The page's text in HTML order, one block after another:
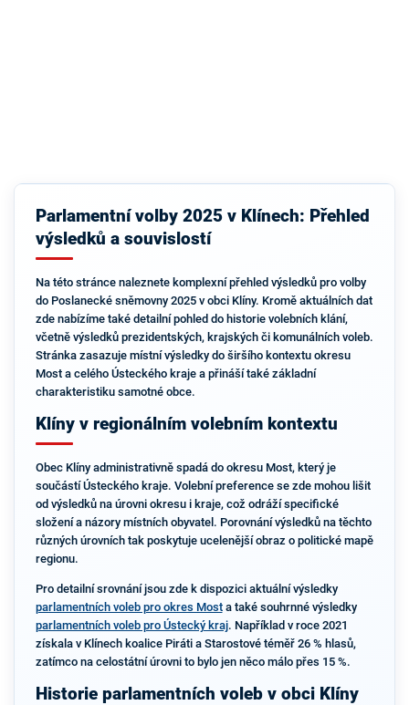
Parlamentní volby 2025 v Klínech: Přehled
výsledků a souvislostí
Na této stránce naleznete komplexní přehled výsledků pro volby
do Poslanecké sněmovny 2025 v obci Klíny. Kromě aktuálních dat
zde nabízíme také detailní pohled do historie volebních klání,
včetně výsledků prezidentských, krajských či komunálních voleb.
Stránka zasazuje místní výsledky do širšího kontextu okresu
Most a celého Ústeckého kraje a přináší také základní
charakteristiku samotné obce.
Klíny v regionálním volebním kontextu
Obec Klíny administrativně spadá do okresu Most, který je
součástí Ústeckého kraje. Volební preference se zde mohou lišit
od výsledků na úrovni okresu i kraje, což odráží specifické
složení a názory místních obyvatel. Porovnání výsledků na těchto
různých úrovních tak poskytuje ucelenější obraz o politické mapě
regionu.
Pro detailní srovnání jsou zde k dispozici aktuální výsledky
parlamentních voleb pro okres Mosta také souhrnné výsledky
parlamentních voleb pro Ústecký kraj. Například v roce 2021
získala v Klínech koalice Piráti a Starostové téměř 26 % hlasů,
zatímco na celostátní úrovni to bylo jen něco málo přes 15 %.
Historie parlamentních voleb v obci Klíny